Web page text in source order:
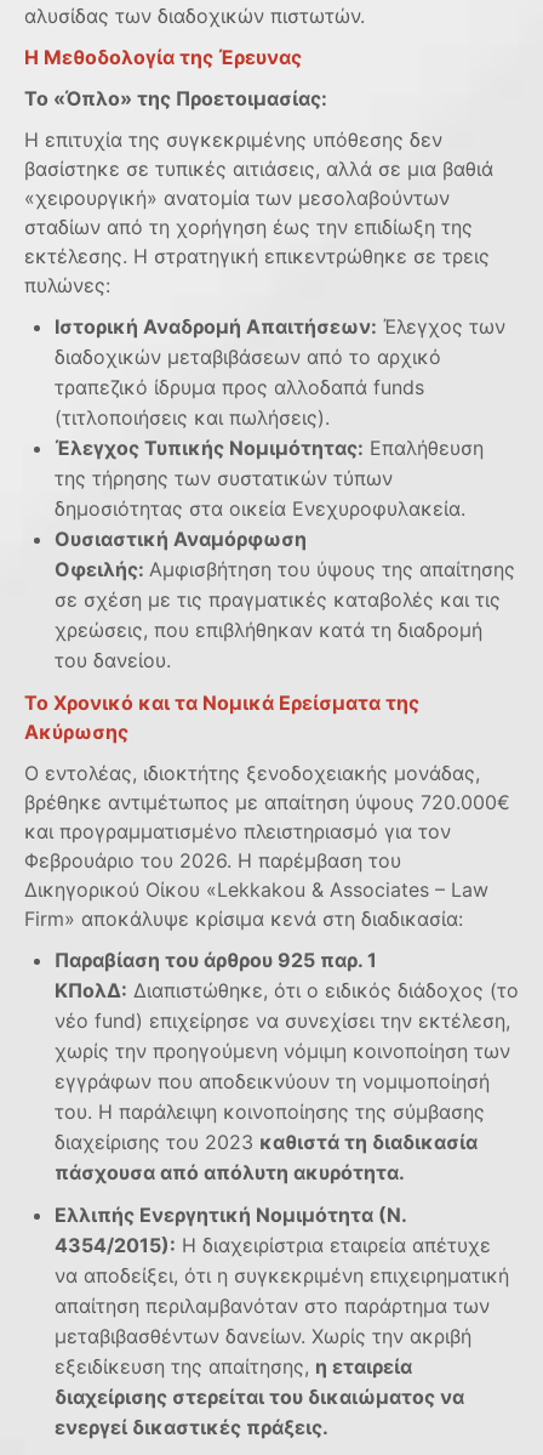
αλυσίδας των διαδοχικών πιστωτών.
Η Μεθοδολογία της Έρευνας
Το «Όπλο» της Προετοιμασίας:
Η επιτυχία της συγκεκριμένης υπόθεσης δεν
βασίστηκε σε τυπικές αιτιάσεις, αλλά σε μια βαθιά
«χειρουργική» ανατομία των μεσολαβούντων
σταδίων από τη χορήγηση έως την επιδίωξη της
εκτέλεσης. Η στρατηγική επικεντρώθηκε σε τρεις
πυλώνες:
Ιστορική Αναδρομή Απαιτήσεων: Έλεγχος των
διαδοχικών μεταβιβάσεων από το αρχικό
τραπεζικό ίδρυμα προς αλλοδαπά funds
(τιτλοποιήσεις και πωλήσεις).
Έλεγχος Τυπικής Νομιμότητας: Επαλήθευση
της τήρησης των συστατικών τύπων
δημοσιότητας στα οικεία Ενεχυροφυλακεία.
Ουσιαστική Αναμόρφωση
Οφειλής: Αμφισβήτηση του ύψους της απαίτησης
σε σχέση με τις πραγματικές καταβολές και τις
χρεώσεις, που επιβλήθηκαν κατά τη διαδρομή
του δανείου.
Το Χρονικό και τα Νομικά Ερείσματα της
Ακύρωσης
Ο εντολέας, ιδιοκτήτης ξενοδοχειακής μονάδας,
βρέθηκε αντιμέτωπος με απαίτηση ύψους 720.000€
και προγραμματισμένο πλειστηριασμό για τον
Φεβρουάριο του 2026. Η παρέμβαση του
Δικηγορικού Οίκου «Lekkakou & Associates – Law
Firm» αποκάλυψε κρίσιμα κενά στη διαδικασία:
Παραβίαση του άρθρου 925 παρ. 1
ΚΠολΔ: Διαπιστώθηκε, ότι ο ειδικός διάδοχος (το
νέο fund) επιχείρησε να συνεχίσει την εκτέλεση,
χωρίς την προηγούμενη νόμιμη κοινοποίηση των
εγγράφων που αποδεικνύουν τη νομιμοποίησή
του. Η παράλειψη κοινοποίησης της σύμβασης
διαχείρισης του 2023 καθιστά τη διαδικασία
πάσχουσα από απόλυτη ακυρότητα.
Ελλιπής Ενεργητική Νομιμότητα (Ν.
4354/2015): Η διαχειρίστρια εταιρεία απέτυχε
να αποδείξει, ότι η συγκεκριμένη επιχειρηματική
απαίτηση περιλαμβανόταν στο παράρτημα των
μεταβιβασθέντων δανείων. Χωρίς την ακριβή
εξειδίκευση της απαίτησης, η εταιρεία
διαχείρισης στερείται του δικαιώματος να
ενεργεί δικαστικές πράξεις.